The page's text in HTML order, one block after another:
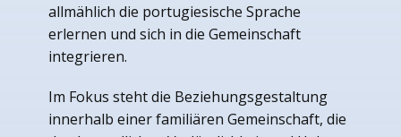
allmählich die portugiesische Sprache
erlernen und sich in die Gemeinschaft
integrieren.
Im Fokus steht die Beziehungsgestaltung
innerhalb einer familiären Gemeinschaft, die